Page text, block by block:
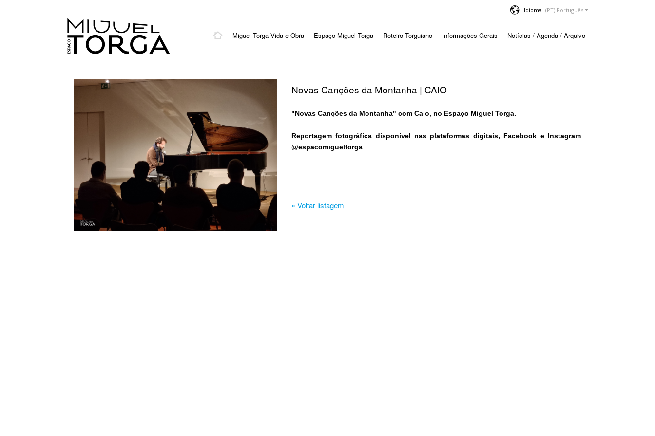
Idioma
Miguel Torga Vida e Obra Espaço Miguel Torga Roteiro Torguiano Informações Gerais Notícias / Agenda / Arquivo
Novas Canções da Montanha | CAIO
"Novas Canções da Montanha" com Caio, no Espaço Miguel Torga.
Reportagem fotográfica disponível nas plataformas digitais, Facebook e Instagram
@espacomigueltorga
» Voltar listagem